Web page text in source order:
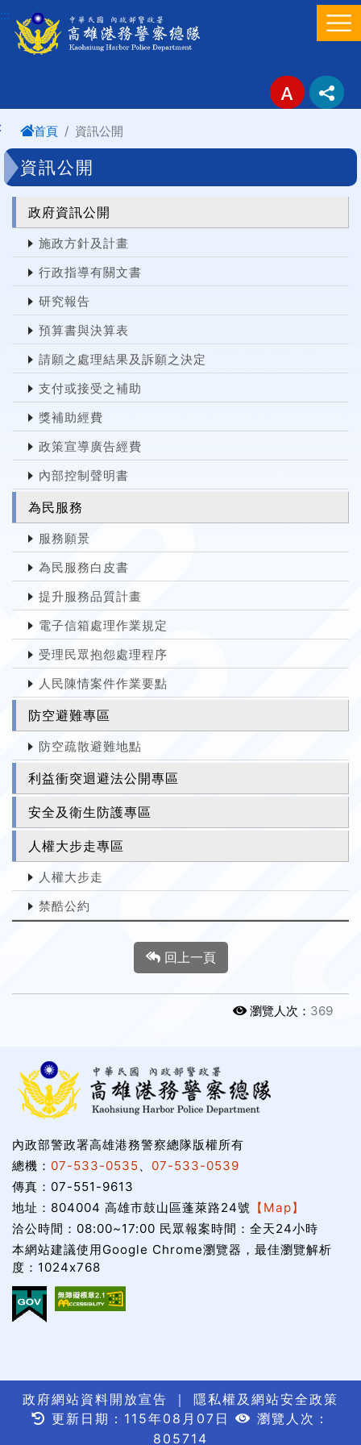
進入內容區塊
:::
首頁 資訊公開
資訊公開
政府資訊公開
施政方針及計畫
行政指導有關文書
研究報告
預算書與決算表
請願之處理結果及訴願之決定
支付或接受之補助
獎補助經費
政策宣導廣告經費
內部控制聲明書
為民服務
服務願景
為民服務白皮書
提升服務品質計畫
電子信箱處理作業規定
受理民眾抱怨處理程序
人民陳情案件作業要點
防空避難專區
防空疏散避難地點
利益衝突迴避法公開專區
安全及衛生防護專區
人權大步走專區
人權大步走
禁酷公約
回上一頁
瀏覽人次： 369
內政部警政署高雄港務警察總隊版權所有
總機： 07-533-0535、 07-533-0539
傳真：07-551-9613
地址：804004 高雄市鼓山區蓬萊路24號 【Map】
洽公時間：08:00~17:00 民眾報案時間：全天24小時
本網站建議使用Google Chrome瀏覽器，最佳瀏覽解析
度：1024x768
政府網站資料開放宣告 ｜ 隱私權及網站安全政策
更新日期：115年08月07日
瀏覽人次：
805714